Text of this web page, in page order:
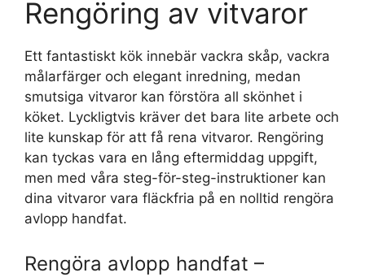
Rengöring av vitvaror
Ett fantastiskt kök innebär vackra skåp, vackra
målarfärger och elegant inredning, medan
smutsiga vitvaror kan förstöra all skönhet i
köket. Lyckligtvis kräver det bara lite arbete och
lite kunskap för att få rena vitvaror. Rengöring
kan tyckas vara en lång eftermiddag uppgift,
men med våra steg-för-steg-instruktioner kan
dina vitvaror vara fläckfria på en nolltid rengöra
avlopp handfat.
Rengöra avlopp handfat –